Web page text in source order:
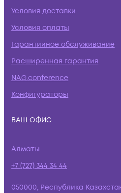
Условия доставки
Условия оплаты
Гарантийное обслуживание
Расширенная гарантия
NAG.conference
Конфигураторы
ВАШ ОФИС
Алматы
+7 (727) 344 34 44
050000, Республика